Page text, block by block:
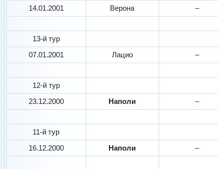
14.01.2001
Верона –
13-й тур
07.01.2001
Лацио –
12-й тур
23.12.2000
Наполи –
11-й тур
16.12.2000
Наполи –